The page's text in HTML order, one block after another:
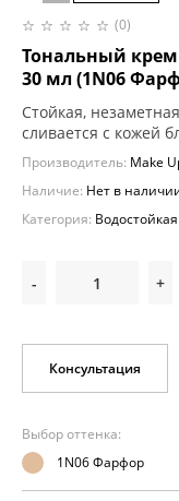
(0)
Тональный крем
30 мл (1N06
Стойкая,
сливается с кожей
Производитель: Make
Наличие: Нет в
Категория:
- +
Консультация
Выбор оттенка:
1N06 Фарфор